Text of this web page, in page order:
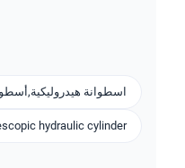
اسطوانة هيدروليكية,أسطوانة
telescopic hydraulic cylinder